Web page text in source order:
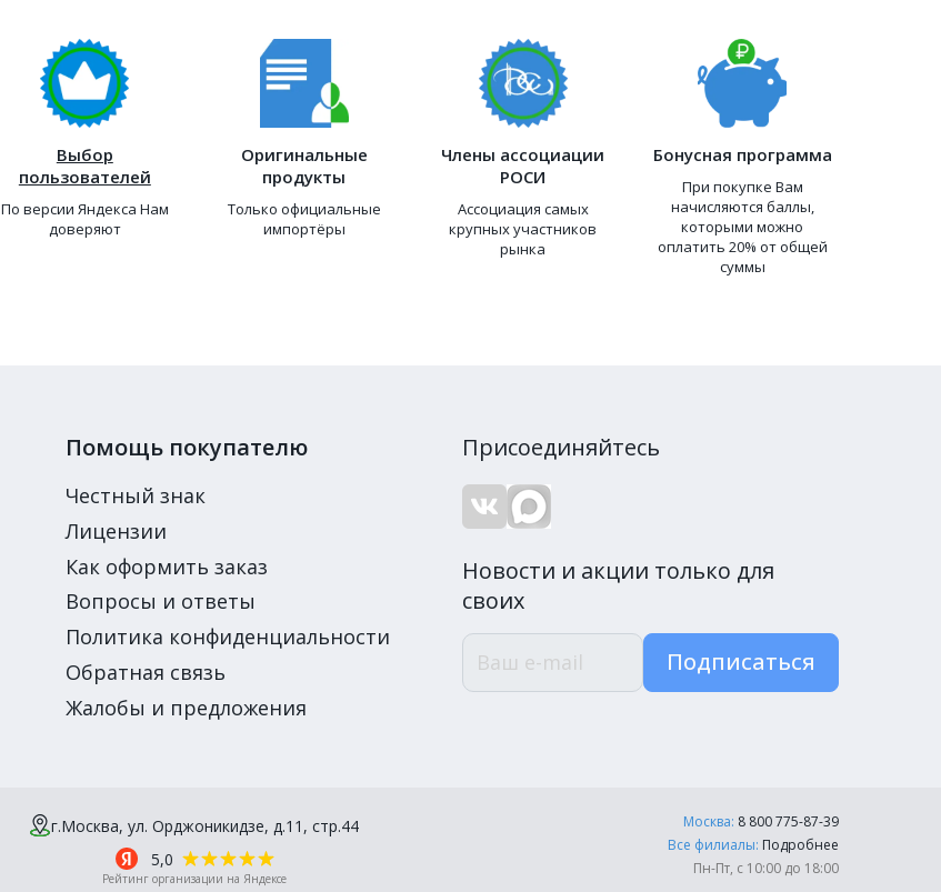
Выбор
пользователей
По версии Яндекса Нам
доверяют
Оригинальные
продукты
Только официальные
импортёры
Члены ассоциации
РОСИ
Ассоциация самых
крупных участников
рынка
Бонусная программа
При покупке Вам
начисляются баллы,
которыми можно
оплатить 20% от общей
суммы
Помощь покупателю
Честный знак
Лицензии
Как оформить заказ
Вопросы и ответы
Политика конфиденциальности
Обратная связь
Жалобы и предложения
Присоединяйтесь
Новости и акции только для
своих
Подписаться
г.Москва, ул. Орджоникидзе, д.11, стр.44
5,0
Рейтинг организации на Яндексе
Москва: 8 800 775-87-39
Все филиалы: Подробнее
Пн-Пт, с 10:00 до 18:00